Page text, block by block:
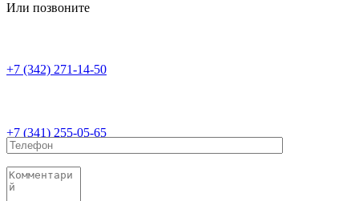
Или позвоните
+7 (342) 271-14-50
+7 (341) 255-05-65